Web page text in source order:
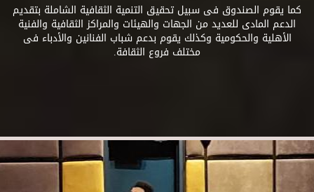
كما يقوم الصندوق فى سبيل تحقيق التنمية الثقافية الشاملة بتقديم
الدعم المادى للعديد من الجهات والهيئات والمراكز الثقافية والفنية
الأهلية والحكومية وكذلك يقوم بدعم شباب الفنانين والأدباء فى
مختلف فروع الثقافة.